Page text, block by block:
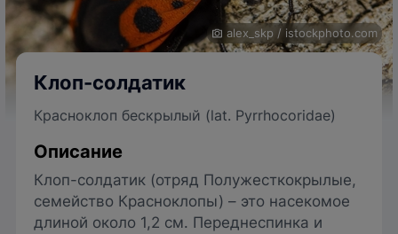
alex_skp / istockphoto.com
Клоп-солдатик
Красноклоп бескрылый (lat. Pyrrhocoridae)
Описание
Клоп-солдатик (отряд Полужесткокрылые,
семейство Красноклопы) – это насекомое
длиной около 1,2 см. Переднеспинка и